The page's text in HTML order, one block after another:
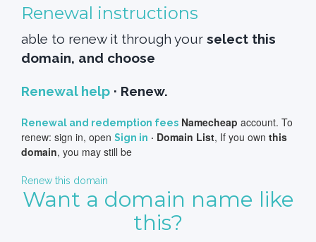
Renewal instructions
able to renew it through your select this
domain, and choose
Renewal help · Renew.
Renewal and redemption fees Namecheap account. To
renew: sign in, open Sign in · Domain List, If you own this
domain, you may still be
Renew this domain
Want a domain name like
this?